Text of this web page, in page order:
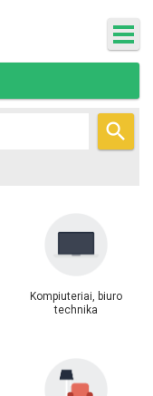

Kompiuteriai, biuro
technika